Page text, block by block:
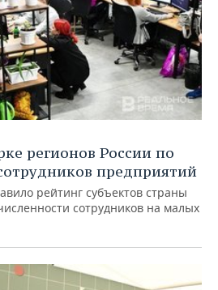
регионов России по
предприятий
рейтинг субъектов страны
сотрудников на малых